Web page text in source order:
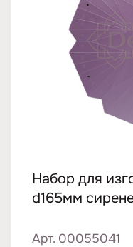
Набор для
d165мм
Арт. 00055041